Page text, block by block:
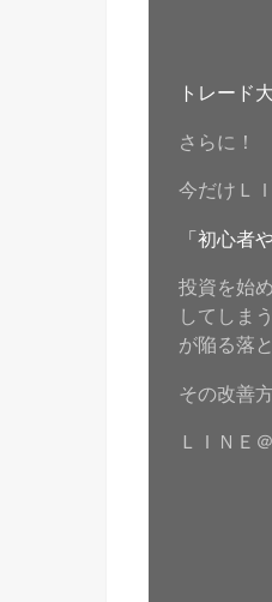
トレード
さらに！
今だけＬ
「初心者
投資を始
してしま
が陥る落
その改善
ＬＩＮＥ